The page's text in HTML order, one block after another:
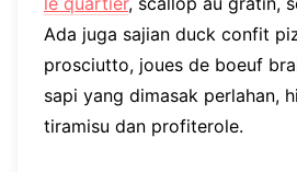
Ada juga sajian duck confit
prosciutto, joues de boeuf
sapi yang dimasak perlahan,
tiramisu dan profiterole.